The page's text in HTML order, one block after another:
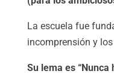
La escuela fue
incomprensión y
Su lema es